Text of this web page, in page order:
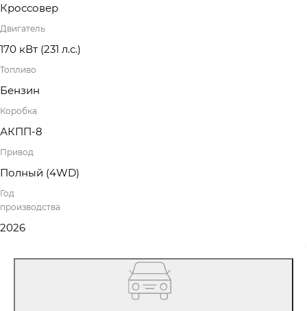
Кроссовер
Двигатель
170 кВт (231 л.с.)
Топливо
Бензин
Коробка
АКПП-8
Привод
Полный (4WD)
Год
производства
2026